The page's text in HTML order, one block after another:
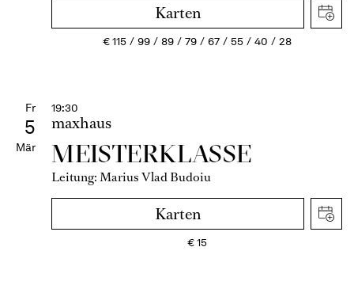
Karten
€115 99 89 79 67 55 40 28
Fr
5
Mär
19:30
maxhaus
MEISTERKLASSE
Leitung: Marius Vlad Budoiu
Karten
€15